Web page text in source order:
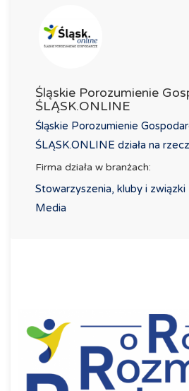
Śląskie Porozumienie
ŚLĄSK.ONLINE
Śląskie Porozumienie
ŚLĄSK.ONLINE działa na
Firma działa w branżach:
Stowarzyszenia, kluby i związki
Media